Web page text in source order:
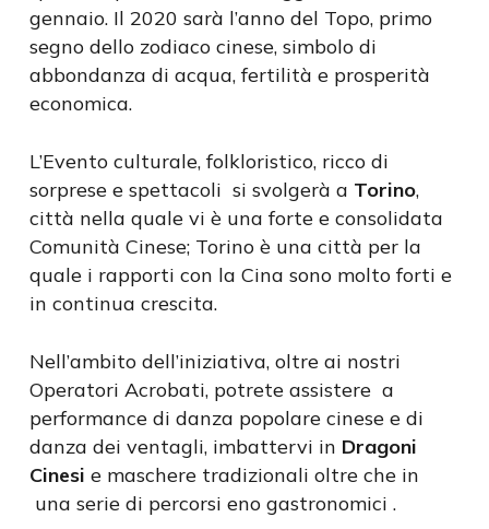
gennaio. Il 2020 sarà l’anno del Topo, primo
segno dello zodiaco cinese, simbolo di
abbondanza di acqua, fertilità e prosperità
economica.
L’Evento culturale, folkloristico, ricco di
sorprese e spettacoli si svolgerà a Torino,
città nella quale vi è una forte e consolidata
Comunità Cinese; Torino è una città per la
quale i rapporti con la Cina sono molto forti e
in continua crescita.
Nell’ambito dell’iniziativa, oltre ai nostri
Operatori Acrobati, potrete assistere a
performance di danza popolare cinese e di
danza dei ventagli, imbattervi in Dragoni
Cinesi e maschere tradizionali oltre che in
una serie di percorsi eno gastronomici .